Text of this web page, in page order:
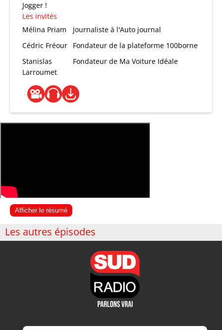
Jogger !
Les invités
Mélina Priam
Journaliste à l'Auto journal
Cédric Fréour
Fondateur de la plateforme 100borne
Stanislas
Larroumet
Fondateur de Ma Voiture Idéale
Afficher le résumé
Les autres épisodes